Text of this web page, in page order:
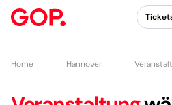
Hannover
Home